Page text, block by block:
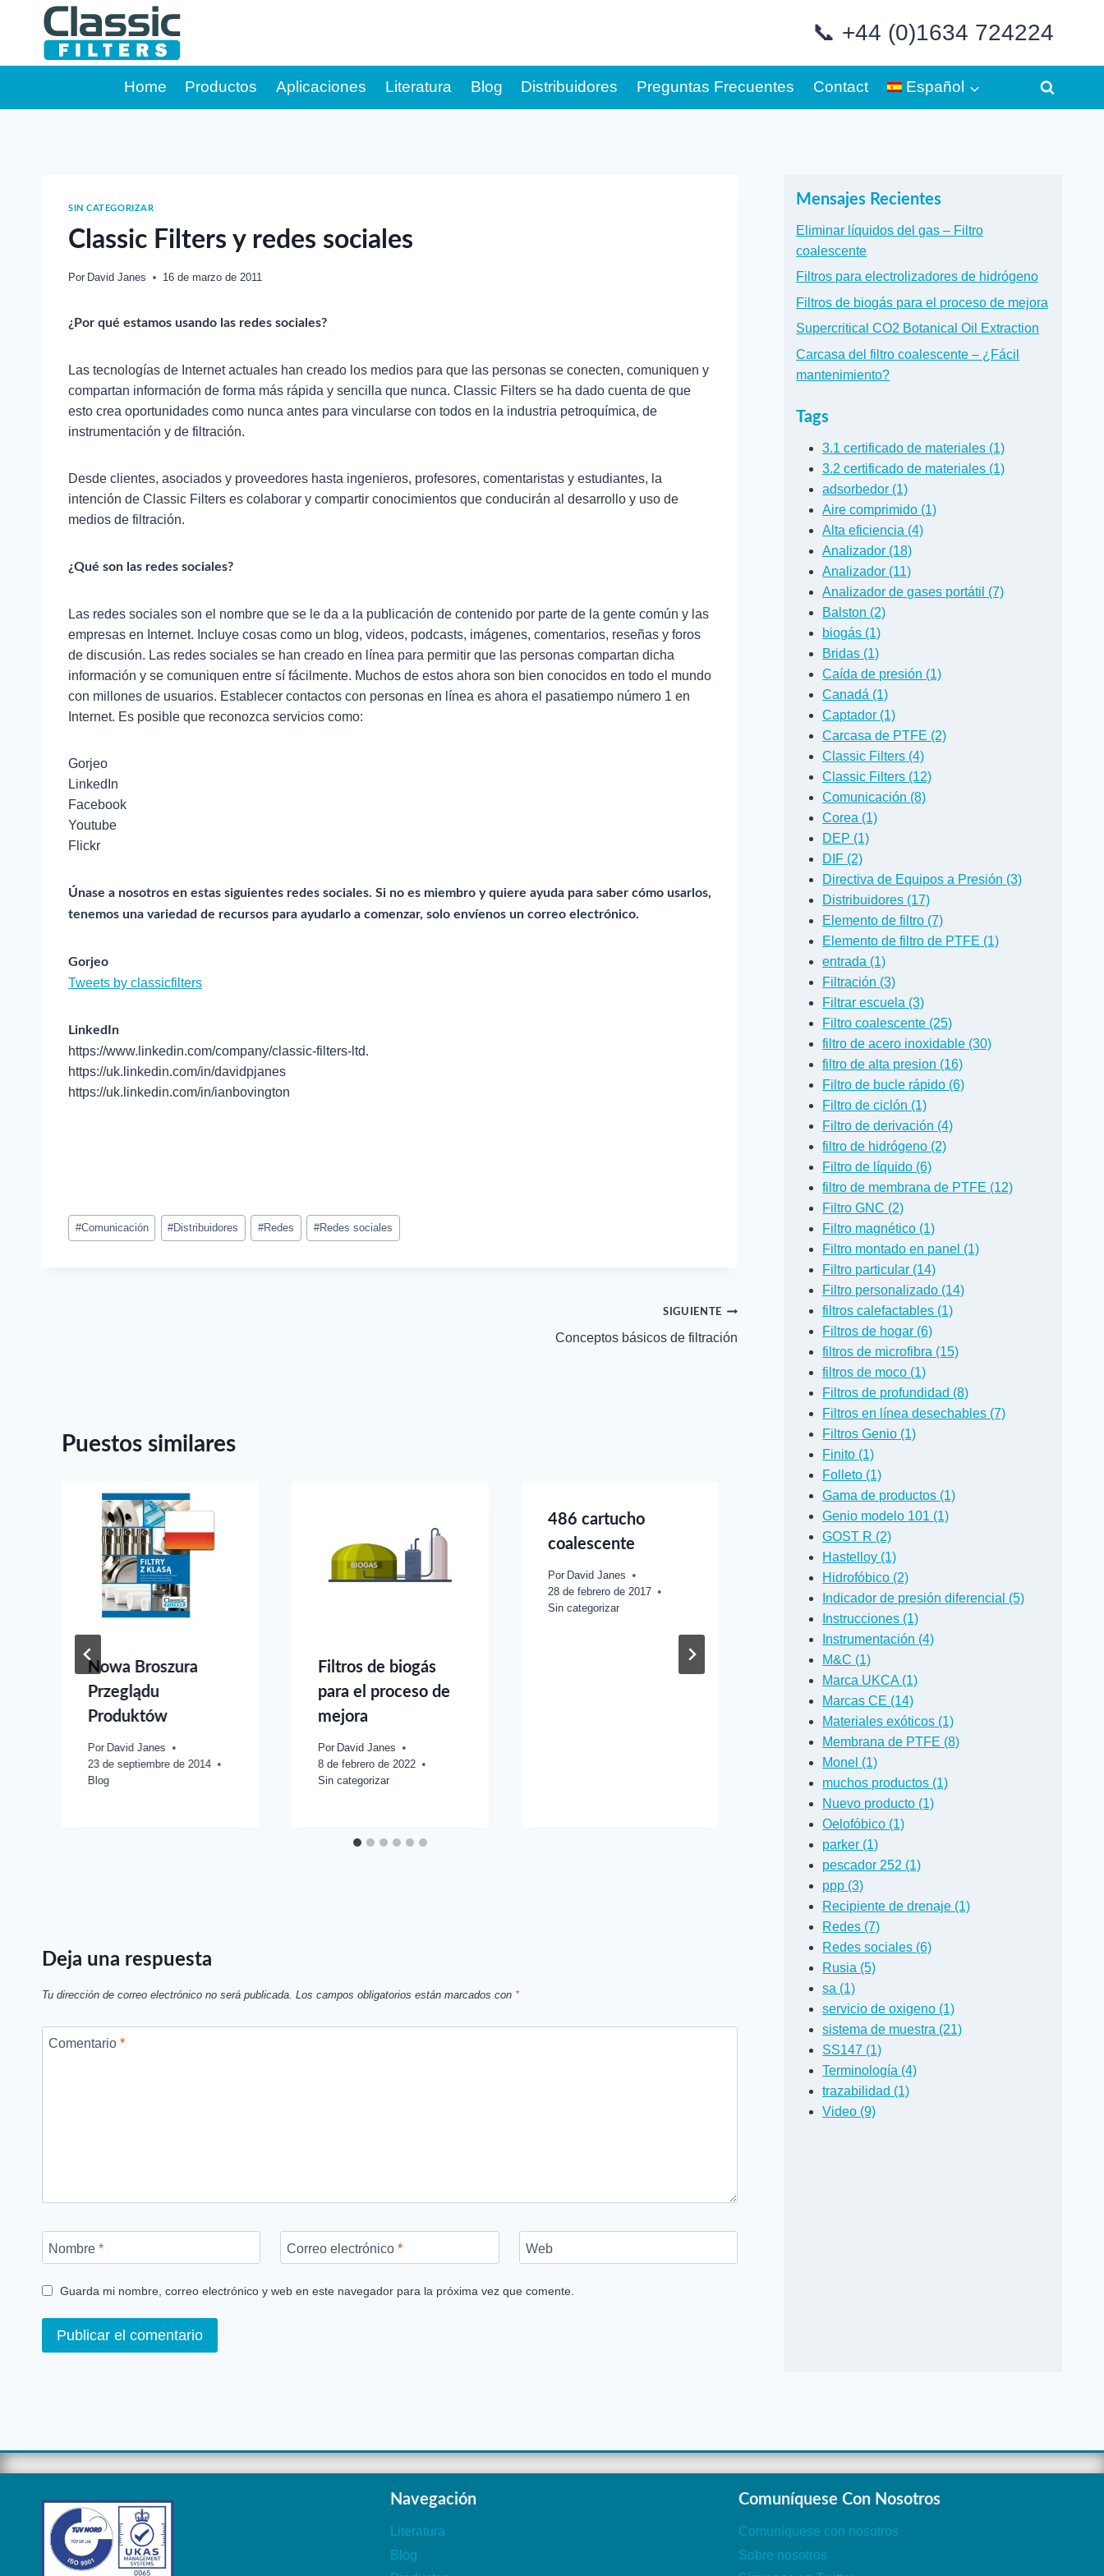
📞 +44 (0)1634 724224
Home Productos Aplicaciones Literatura Blog Distribuidores Preguntas Frecuentes Contact Español
SIN CATEGORIZAR
Classic Filters y redes sociales
Por David Janes 16 de marzo de 2011
¿Por qué estamos usando las redes sociales?
Las tecnologías de Internet actuales han creado los medios para que las personas se conecten, comuniquen y
compartan información de forma más rápida y sencilla que nunca. Classic Filters se ha dado cuenta de que
esto crea oportunidades como nunca antes para vincularse con todos en la industria petroquímica, de
instrumentación y de filtración.
Desde clientes, asociados y proveedores hasta ingenieros, profesores, comentaristas y estudiantes, la
intención de Classic Filters es colaborar y compartir conocimientos que conducirán al desarrollo y uso de
medios de filtración.
¿Qué son las redes sociales?
Las redes sociales son el nombre que se le da a la publicación de contenido por parte de la gente común y las
empresas en Internet. Incluye cosas como un blog, videos, podcasts, imágenes, comentarios, reseñas y foros
de discusión. Las redes sociales se han creado en línea para permitir que las personas compartan dicha
información y se comuniquen entre sí fácilmente. Muchos de estos ahora son bien conocidos en todo el mundo
con millones de usuarios. Establecer contactos con personas en línea es ahora el pasatiempo número 1 en
Internet. Es posible que reconozca servicios como:
Gorjeo
LinkedIn
Facebook
Youtube
Flickr
Únase a nosotros en estas siguientes redes sociales. Si no es miembro y quiere ayuda para saber cómo usarlos,
tenemos una variedad de recursos para ayudarlo a comenzar, solo envíenos un correo electrónico.
Gorjeo
Tweets by classicfilters
LinkedIn
https://www.linkedin.com/company/classic-filters-ltd.
https://uk.linkedin.com/in/davidpjanes
https://uk.linkedin.com/in/ianbovington
Etiquetas
del
#Comunicación #Distribuidores #Redes #Redes sociales
SIGUIENTE
Conceptos básicos de filtración
Puestos similares
Nowa Broszura
Przeglądu
Produktów
Por David Janes
23 de septiembre de 2014
Blog
Filtros de biogás
para el proceso de
mejora
Por David Janes
8 de febrero de 2022
Sin categorizar
486 cartucho
coalescente
Por David Janes
28 de febrero de 2017
Sin categorizar
Alternativas a los
filtros M&C
Ian Bovington
1 de marzo de 2017
Sin categorizar
Deja una respuesta
Tu dirección de correo electrónico no será publicada. Los campos obligatorios están marcados con *
Comentario *
Nombre * Correo electrónico* Web
Guarda mi nombre, correo electrónico y web en este navegador para la próxima vez que comente.
Mensajes Recientes
Eliminar líquidos del gas – Filtro
coalescente
Filtros para electrolizadores de hidrógeno
Filtros de biogás para el proceso de mejora
Supercritical CO2 Botanical Oil Extraction
Carcasa del filtro coalescente – ¿Fácil
mantenimiento?
Tags
3.1 certificado de materiales (1)
3.2 certificado de materiales (1)
adsorbedor (1)
Aire comprimido (1)
Alta eficiencia (4)
Analizador (18)
Analizador (11)
Analizador de gases portátil (7)
Balston (2)
biogás (1)
Bridas (1)
Caída de presión (1)
Canadá (1)
Captador (1)
Carcasa de PTFE (2)
Classic Filters (4)
Classic Filters (12)
Comunicación (8)
Corea (1)
DEP (1)
DIF (2)
Directiva de Equipos a Presión (3)
Distribuidores (17)
Elemento de filtro (7)
Elemento de filtro de PTFE (1)
entrada (1)
Filtración (3)
Filtrar escuela (3)
Filtro coalescente (25)
filtro de acero inoxidable (30)
filtro de alta presion (16)
Filtro de bucle rápido (6)
Filtro de ciclón (1)
Filtro de derivación (4)
filtro de hidrógeno (2)
Filtro de líquido (6)
filtro de membrana de PTFE (12)
Filtro GNC (2)
Filtro magnético (1)
Filtro montado en panel (1)
Filtro particular (14)
Filtro personalizado (14)
filtros calefactables (1)
Filtros de hogar (6)
filtros de microfibra (15)
filtros de moco (1)
Filtros de profundidad (8)
Filtros en línea desechables (7)
Filtros Genio (1)
Finito (1)
Folleto (1)
Gama de productos (1)
Genio modelo 101 (1)
GOST R (2)
Hastelloy (1)
Hidrofóbico (2)
Indicador de presión diferencial (5)
Instrucciones (1)
Instrumentación (4)
M&C (1)
Marca UKCA (1)
Marcas CE (14)
Materiales exóticos (1)
Membrana de PTFE (8)
Monel (1)
muchos productos (1)
Nuevo producto (1)
Oelofóbico (1)
parker (1)
pescador 252 (1)
ppp (3)
Recipiente de drenaje (1)
Redes (7)
Redes sociales (6)
Rusia (5)
sa (1)
servicio de oxigeno (1)
sistema de muestra (21)
SS147 (1)
Terminología (4)
trazabilidad (1)
Video (9)
Navegación
Literatura
Blog
Comuníquese Con Nosotros
Comuníquese con nosotros
Sobre nosotros